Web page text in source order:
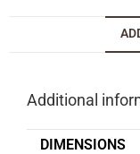
Additional
DIMENSIONS